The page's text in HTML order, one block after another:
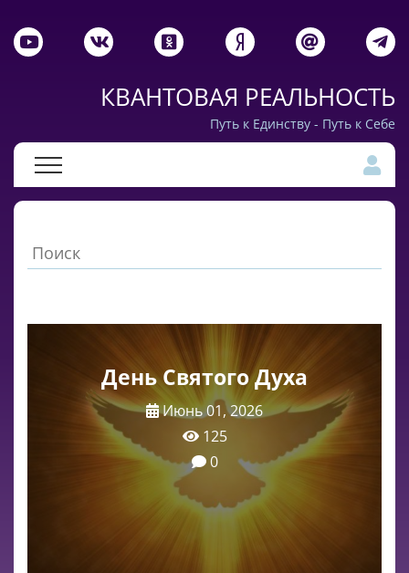
КВАНТОВАЯ РЕАЛЬНОСТЬ
Путь к Единству - Путь к Себе
День Святого Духа
Июнь 01, 2026
125
0